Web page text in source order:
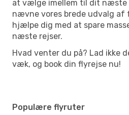
at vælge imellem til dit næste
nævne vores brede udvalg af
hjælpe dig med at spare
næste rejser.
Hvad venter du på? Lad ikke
væk, og book din flyrejse nu!
Populære flyruter